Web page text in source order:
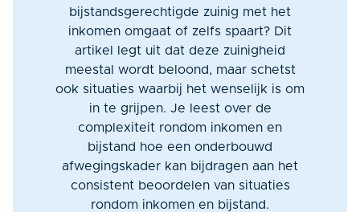
bijstandsgerechtigde zuinig met het
inkomen omgaat of zelfs spaart? Dit
artikel legt uit dat deze zuinigheid
meestal wordt beloond, maar schetst
ook situaties waarbij het wenselijk is om
in te grijpen. Je leest over de
complexiteit rondom inkomen en
bijstand hoe een onderbouwd
afwegingskader kan bijdragen aan het
consistent beoordelen van situaties
rondom inkomen en bijstand.